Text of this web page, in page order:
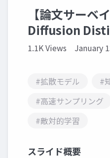
【論文サーベ
Diffusion
1.1K Views January
#拡散モデル
#
#高速サンプリング
#敵対的学習
スライド概要